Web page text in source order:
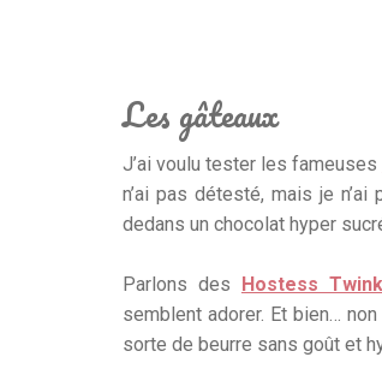
Les gâteaux
J’ai voulu tester les fameuses
n’ai pas détesté, mais je
dedans un chocolat hyper
Parlons des Hostess
semblent adorer. Et bien…
sorte de beurre sans goût et